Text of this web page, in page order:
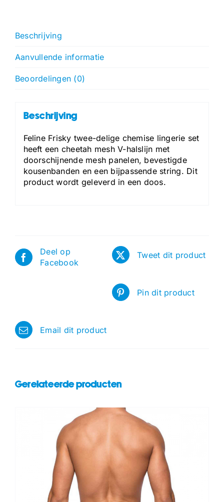
Beschrijving
Aanvullende informatie
Beoordelingen (0)
Beschrijving
Feline Frisky twee-delige chemise lingerie set
heeft een cheetah mesh V-halslijn met
doorschijnende mesh panelen, bevestigde
kousenbanden en een bijpassende string. Dit
product wordt geleverd in een doos.
Deel op
Facebook
Tweet dit product
Pin dit product
Email dit product
Gerelateerde producten